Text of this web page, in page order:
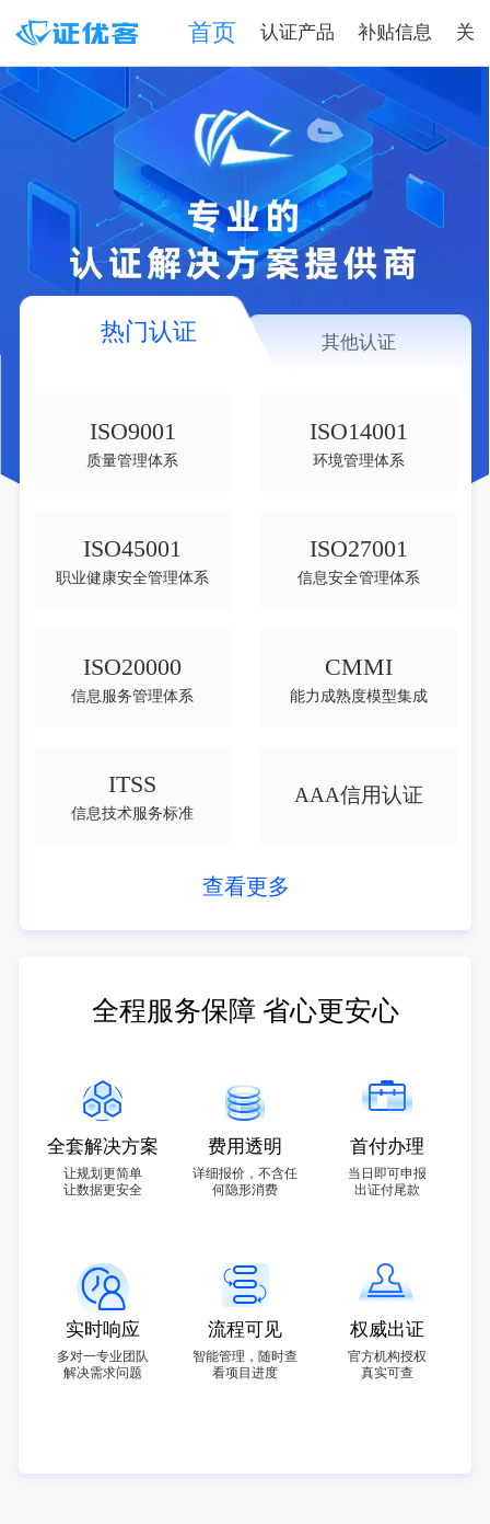
首页 认证产品 补贴信息 关
热门认证 其他认证
ISO9001
质量管理体系
ISO14001
环境管理体系
ISO45001
职业健康安全管理体系
ISO27001
信息安全管理体系
ISO20000
信息服务管理体系
CMMI
能力成熟度模型集成
ITSS
信息技术服务标准
AAA信用认证
查看更多
全程服务保障 省心更安心
全套解决方案
让规划更简单
让数据更安全
费用透明
详细报价，不含任
何隐形消费
首付办理
当日即可申报
出证付尾款
实时响应
多对一专业团队
解决需求问题
流程可见
智能管理，随时查
看项目进度
权威出证
官方机构授权
真实可查